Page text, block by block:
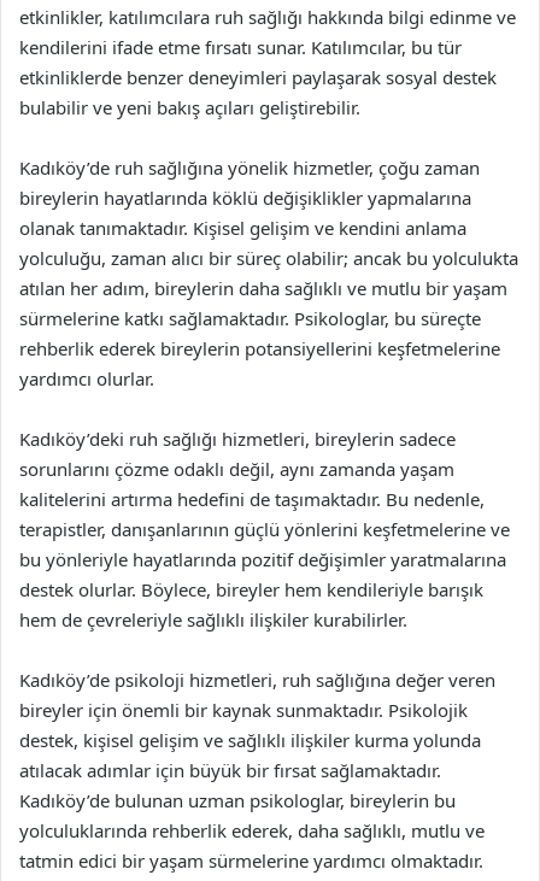
etkinlikler, katılımcılara ruh sağlığı hakkında bilgi edinme ve
kendilerini ifade etme fırsatı sunar. Katılımcılar, bu tür
etkinliklerde benzer deneyimleri paylaşarak sosyal destek
bulabilir ve yeni bakış açıları geliştirebilir.
Kadıköy’de ruh sağlığına yönelik hizmetler, çoğu zaman
bireylerin hayatlarında köklü değişiklikler yapmalarına
olanak tanımaktadır. Kişisel gelişim ve kendini anlama
yolculuğu, zaman alıcı bir süreç olabilir; ancak bu yolculukta
atılan her adım, bireylerin daha sağlıklı ve mutlu bir yaşam
sürmelerine katkı sağlamaktadır. Psikologlar, bu süreçte
rehberlik ederek bireylerin potansiyellerini keşfetmelerine
yardımcı olurlar.
Kadıköy’deki ruh sağlığı hizmetleri, bireylerin sadece
sorunlarını çözme odaklı değil, aynı zamanda yaşam
kalitelerini artırma hedefini de taşımaktadır. Bu nedenle,
terapistler, danışanlarının güçlü yönlerini keşfetmelerine ve
bu yönleriyle hayatlarında pozitif değişimler yaratmalarına
destek olurlar. Böylece, bireyler hem kendileriyle barışık
hem de çevreleriyle sağlıklı ilişkiler kurabilirler.
Kadıköy’de psikoloji hizmetleri, ruh sağlığına değer veren
bireyler için önemli bir kaynak sunmaktadır. Psikolojik
destek, kişisel gelişim ve sağlıklı ilişkiler kurma yolunda
atılacak adımlar için büyük bir fırsat sağlamaktadır.
Kadıköy’de bulunan uzman psikologlar, bireylerin bu
yolculuklarında rehberlik ederek, daha sağlıklı, mutlu ve
tatmin edici bir yaşam sürmelerine yardımcı olmaktadır.